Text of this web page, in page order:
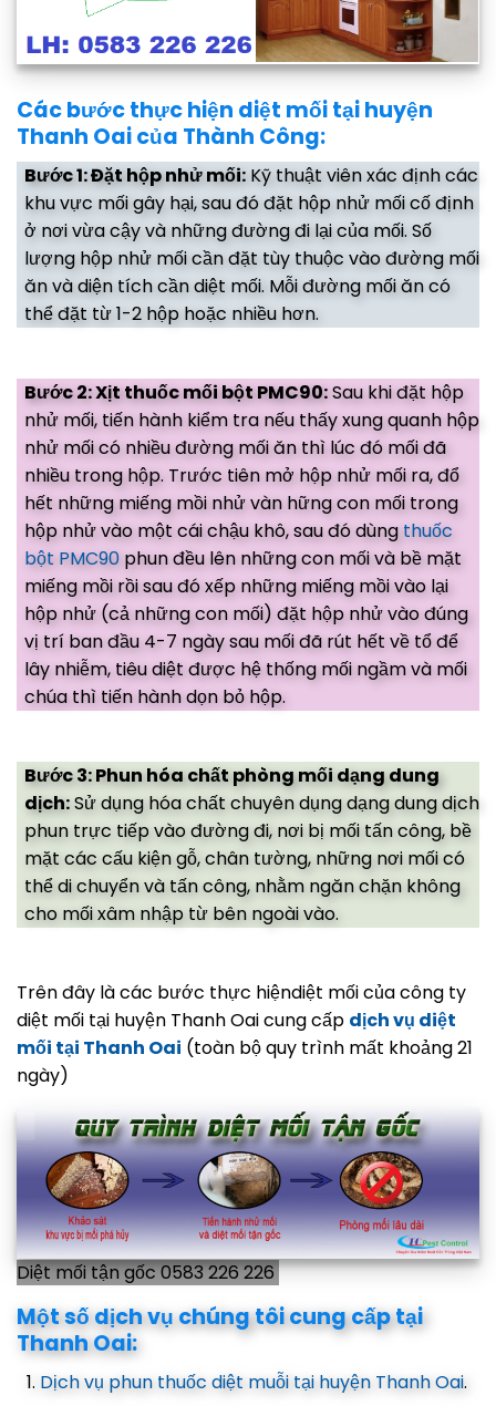
Các bước thực hiện diệt mối tại huyện
Thanh Oai của Thành Công:
Bước 1: Đặt hộp nhử mối: Kỹ thuật viên xác định các
khu vực mối gây hại, sau đó đặt hộp nhử mối cố định
ở nơi vừa cậy và những đường đi lại của mối. Số
lượng hộp nhử mối cần đặt tùy thuộc vào đường mối
ăn và diện tích cần diệt mối. Mỗi đường mối ăn có
thể đặt từ 1-2 hộp hoặc nhiều hơn.
Bước 2: Xịt thuốc mối bột PMC90:Sau khi đặt hộp
nhử mối, tiến hành kiểm tra nếu thấy xung quanh hộp
nhử mối có nhiều đường mối ăn thì lúc đó mối đã
nhiều trong hộp. Trước tiên mở hộp nhử mối ra, đổ
hết những miếng mồi nhử vàn hững con mối trong
hộp nhử vào một cái chậu khô, sau đó dùngthuốc
bột PMC90 phun đều lên những con mối và bề mặt
miếng mồi rồi sau đó xếp những miếng mồi vào lại
hộp nhử (cả những con mối) đặt hộp nhử vào đúng
vị trí ban đầu 4-7 ngày sau mối đã rút hết về tổ để
lây nhiễm, tiêu diệt được hệ thống mối ngầm và mối
chúa thì tiến hành dọn bỏ hộp.
Bước 3: Phun hóa chất phòng mối dạng dung
dịch:Sử dụng hóa chất chuyên dụng dạng dung dịch
phun trực tiếp vào đường đi, nơi bị mối tấn công, bề
mặt các cấu kiện gỗ, chân tường, những nơi mối có
thể di chuyển và tấn công, nhằm ngăn chặn không
cho mối xâm nhập từ bên ngoài vào.
Trên đây là các bước thực hiệndiệt mối của công ty
diệt mối tại huyện Thanh Oai cung cấp dịch vụ diệt
mối tại Thanh Oai (toàn bộ quy trình mất khoảng 21
ngày)
Diệt mối tận gốc 0583 226 226
Một số dịch vụ chúng tôi cung cấp tại
Thanh Oai:
Dịch vụ phun thuốc diệt muỗi tại huyện Thanh Oai.